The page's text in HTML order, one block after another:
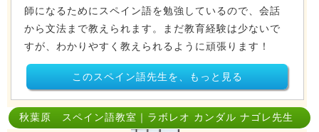
師になるためにスペイン語を勉強しているので、会話
から文法まで教えられます。まだ教育経験は少ないで
すが、わかりやすく教えられるように頑張ります！
このスペイン語先生を、もっと見る
秋葉原 スペイン語教室｜ラボレオ カンダル ナゴレ先生